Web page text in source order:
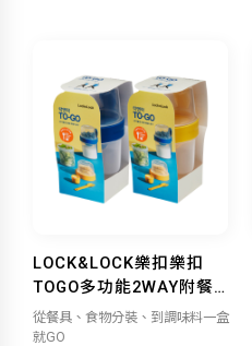
LOCK&LOCK樂扣樂扣
TOGO多功能2WAY附餐具
560ML+310ML
從餐具、食物分裝、到調味料一盒
就GO